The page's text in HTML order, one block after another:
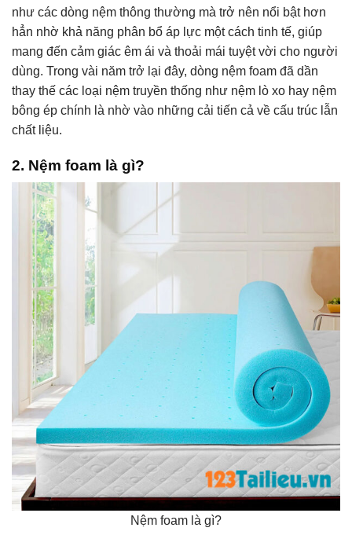
như các dòng nệm thông thường mà trở nên nổi bật hơn
hẳn nhờ khả năng phân bổ áp lực một cách tinh tế, giúp
mang đến cảm giác êm ái và thoải mái tuyệt vời cho người
dùng. Trong vài năm trở lại đây, dòng nệm foam đã dần
thay thế các loại nệm truyền thống như nệm lò xo hay nệm
bông ép chính là nhờ vào những cải tiến cả về cấu trúc lẫn
chất liệu.
2. Nệm foam là gì?
Nệm foam là gì?